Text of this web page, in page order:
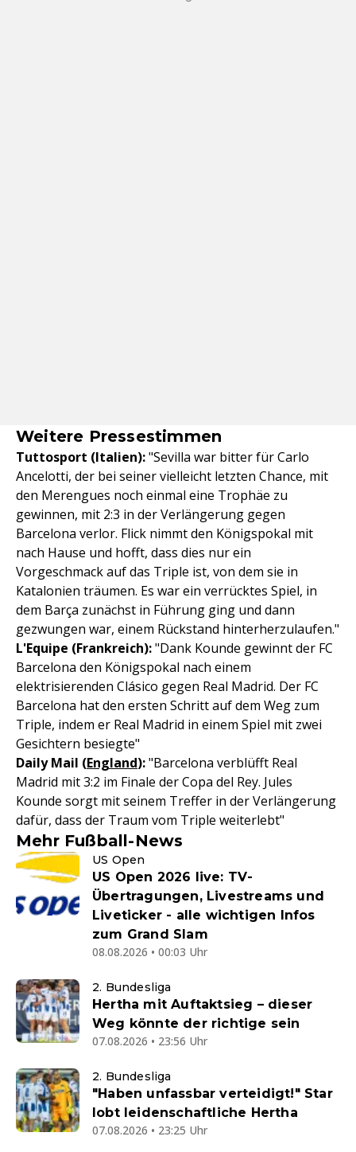
Weitere Pressestimmen
Tuttosport (Italien):"Sevilla war bitter für Carlo
Ancelotti, der bei seiner vielleicht letzten Chance, mit
den Merengues noch einmal eine Trophäe zu
gewinnen, mit 2:3 in der Verlängerung gegen
Barcelona verlor. Flick nimmt den Königspokal mit
nach Hause und hofft, dass dies nur ein
Vorgeschmack auf das Triple ist, von dem sie in
Katalonien träumen. Es war ein verrücktes Spiel, in
dem Barça zunächst in Führung ging und dann
gezwungen war, einem Rückstand hinterherzulaufen."
L'Equipe (Frankreich):"Dank Kounde gewinnt der FC
Barcelona den Königspokal nach einem
elektrisierenden Clásico gegen Real Madrid. Der FC
Barcelona hat den ersten Schritt auf dem Weg zum
Triple, indem er Real Madrid in einem Spiel mit zwei
Gesichtern besiegte"
Daily Mail (England):"Barcelona verblüfft Real
Madrid mit 3:2 im Finale der Copa del Rey. Jules
Kounde sorgt mit seinem Treffer in der Verlängerung
dafür, dass der Traum vom Triple weiterlebt"
Mehr Fußball-News
US Open
US Open 2026 live: TV-
Übertragungen, Livestreams und
Liveticker - alle wichtigen Infos
zum Grand Slam
08.08.2026 • 00:03 Uhr
2. Bundesliga
Hertha mit Auftaktsieg – dieser
Weg könnte der richtige sein
07.08.2026 • 23:56 Uhr
2. Bundesliga
"Haben unfassbar verteidigt!" Star
lobt leidenschaftliche Hertha
07.08.2026 • 23:25 Uhr